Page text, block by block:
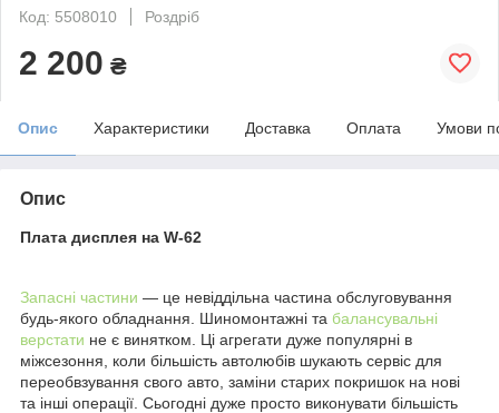
Код: 5508010
Роздріб
2 200 ₴
Опис Характеристики Доставка Оплата Умови
Опис
Плата дисплея на W-62
Запасні частини — це невіддільна частина обслуговування
будь-якого обладнання. Шиномонтажні та балансувальні
верстати не є винятком. Ці агрегати дуже популярні в
міжсезоння, коли більшість автолюбів шукають сервіс для
переобвзування свого авто, заміни старих покришок на нові
та інші операції. Сьогодні дуже просто виконувати більшість